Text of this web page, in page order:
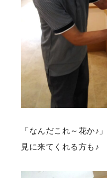
「なんだこれ～花か♪
見に来てくれる方も♪